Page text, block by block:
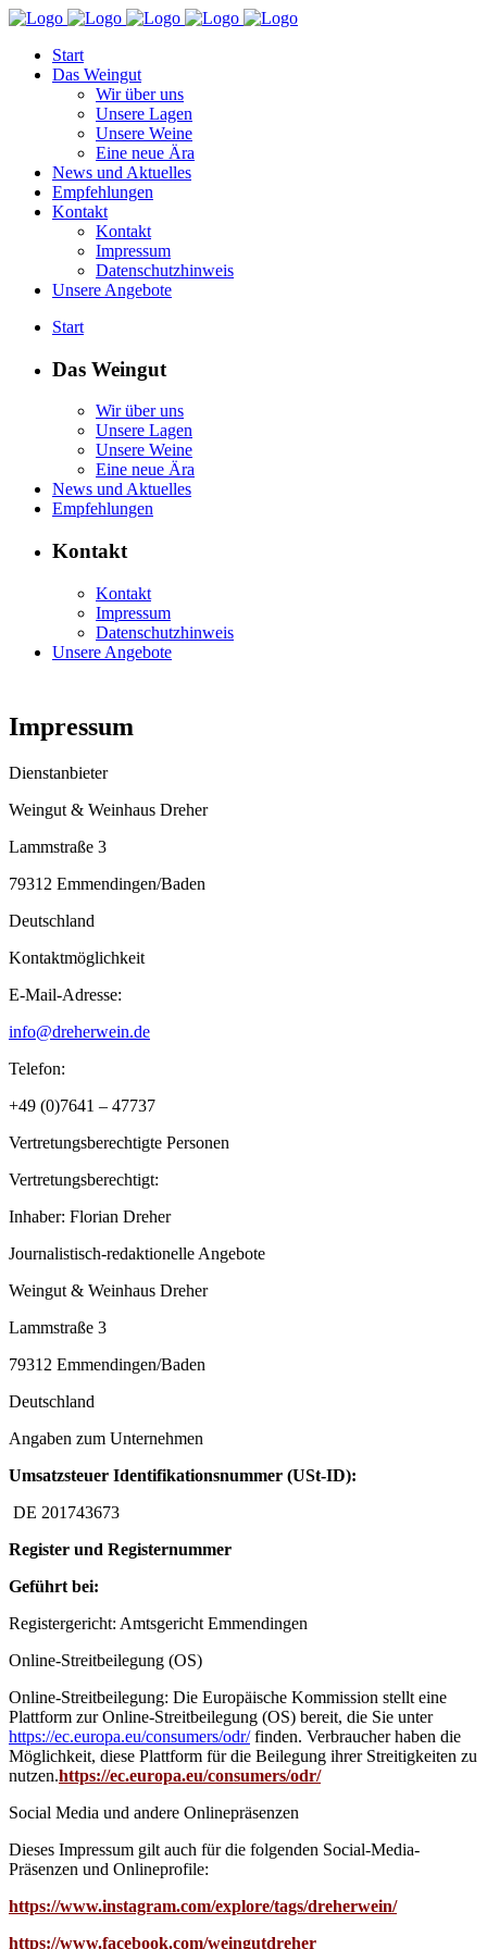
Start
Das Weingut
Wir über uns
Unsere Lagen
Unsere Weine
Eine neue Ära
News und Aktuelles
Empfehlungen
Kontakt
Kontakt
Impressum
Datenschutzhinweis
Unsere Angebote
Start
Das Weingut
Wir über uns
Unsere Lagen
Unsere Weine
Eine neue Ära
News und Aktuelles
Empfehlungen
Kontakt
Kontakt
Impressum
Datenschutzhinweis
Unsere Angebote
Impressum
Dienstanbieter
Weingut & Weinhaus Dreher
Lammstraße 3
79312 Emmendingen/Baden
Deutschland
Kontaktmöglichkeit
E-Mail-Adresse:
info@dreherwein.de
Telefon:
+49 (0)7641 – 47737
Vertretungsberechtigte Personen
Vertretungsberechtigt:
Inhaber: Florian Dreher
Journalistisch-redaktionelle Angebote
Weingut & Weinhaus Dreher
Lammstraße 3
79312 Emmendingen/Baden
Deutschland
Angaben zum Unternehmen
Umsatzsteuer Identifikationsnummer (USt-ID):
DE 201743673
Register und Registernummer
Geführt bei:
Registergericht: Amtsgericht Emmendingen
Online-Streitbeilegung (OS)
Online-Streitbeilegung: Die Europäische Kommission stellt eine
Plattform zur Online-Streitbeilegung (OS) bereit, die Sie unter
https://ec.europa.eu/consumers/odr/finden. Verbraucher haben die
Möglichkeit, diese Plattform für die Beilegung ihrer Streitigkeiten zu
nutzen.https://ec.europa.eu/consumers/odr/
Social Media und andere Onlinepräsenzen
Dieses Impressum gilt auch für die folgenden Social-Media-
Präsenzen und Onlineprofile:
https://www.instagram.com/explore/tags/dreherwein/
https://www.facebook.com/weingutdreher